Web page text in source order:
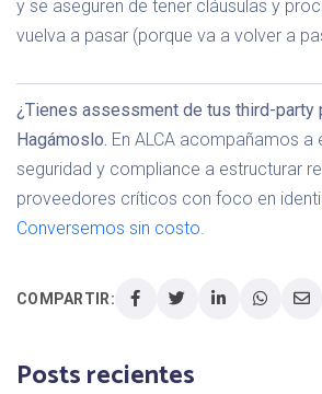
y se aseguren de tener cláusulas y
vuelva a pasar (porque va a volver a
¿Tienes assessment de tus third-party
Hagámoslo. En ALCA acompañamos a
seguridad y compliance a estructurar
proveedores críticos con foco en
Conversemos sin costo
COMPARTIR:
Posts recientes